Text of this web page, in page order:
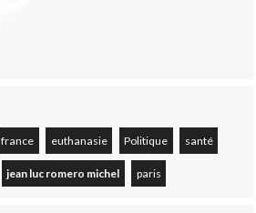
france euthanasie Politique santé
jean luc romero michel paris